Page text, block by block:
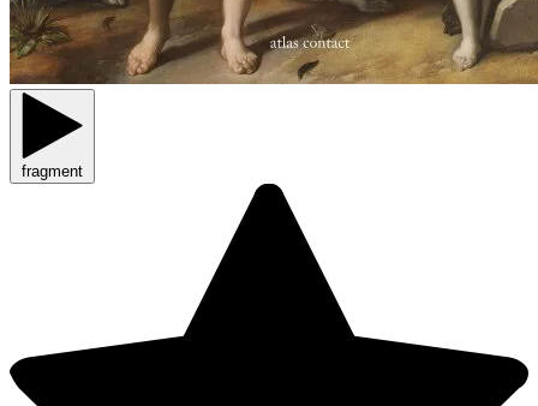
fragment